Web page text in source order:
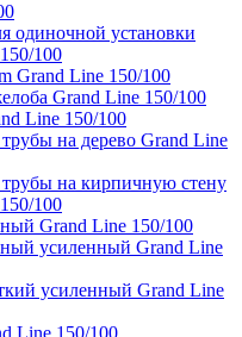
одиночной установки
100
Grand Line 150/100
Grand Line 150/100
Line 150/100
на дерево Grand Line
на кирпичную стену
100
Grand Line 150/100
усиленный Grand Line
усиленный Grand Line
Line 150/100